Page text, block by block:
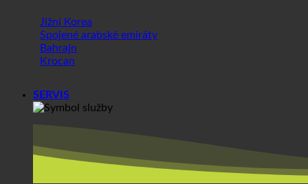
Jižní Korea
Spojené arabské emiráty
Bahrajn
Krocan
SERVIS